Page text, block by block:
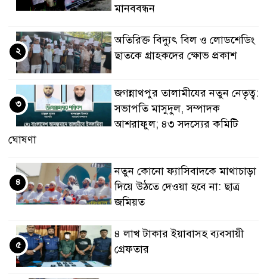
মানববন্ধন
অতিরিক্ত বিদ্যুৎ বিল ও লোডশেডিং
ছাতকে গ্রাহকদের ক্ষোভ প্রকাশ
২
জগন্নাথপুর তালামীযের নতুন নেতৃত্ব:
সভাপতি মাসুদুল, সম্পাদক
আশরাফুল; ৪৩ সদস্যের কমিটি
ঘোষণা
৩
নতুন কোনো ফ্যাসিবাদকে মাথাচাড়া
দিয়ে উঠতে দেওয়া হবে না: ছাত্র
জমিয়ত
৪
৪ লাখ টাকার ইয়াবাসহ ব্যবসায়ী
গ্রেফতার
৫